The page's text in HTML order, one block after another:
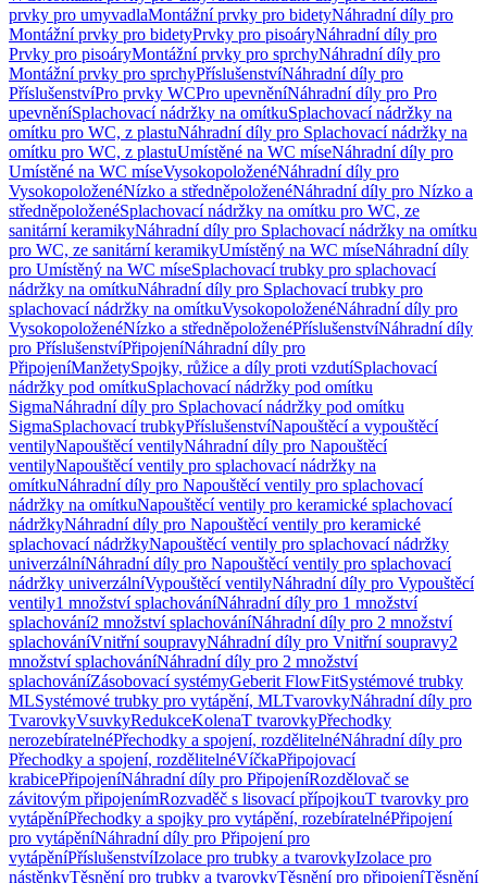
prvky pro umyvadlaMontážní prvky pro bidetyNáhradní díly pro
Montážní prvky pro bidetyPrvky pro pisoáryNáhradní díly pro
Prvky pro pisoáryMontážní prvky pro sprchyNáhradní díly pro
Montážní prvky pro sprchyPříslušenstvíNáhradní díly pro
PříslušenstvíPro prvky WCPro upevněníNáhradní díly pro Pro
upevněníSplachovací nádržky na omítkuSplachovací nádržky na
omítku pro WC, z plastuNáhradní díly pro Splachovací nádržky na
omítku pro WC, z plastuUmístěné na WC míseNáhradní díly pro
Umístěné na WC míseVysokopoloženéNáhradní díly pro
VysokopoloženéNízko a středněpoloženéNáhradní díly pro Nízko a
středněpoloženéSplachovací nádržky na omítku pro WC, ze
sanitární keramikyNáhradní díly pro Splachovací nádržky na omítku
pro WC, ze sanitární keramikyUmístěný na WC míseNáhradní díly
pro Umístěný na WC míseSplachovací trubky pro splachovací
nádržky na omítkuNáhradní díly pro Splachovací trubky pro
splachovací nádržky na omítkuVysokopoloženéNáhradní díly pro
VysokopoloženéNízko a středněpoloženéPříslušenstvíNáhradní díly
pro PříslušenstvíPřipojeníNáhradní díly pro
PřipojeníManžetySpojky, růžice a díly proti vzdutíSplachovací
nádržky pod omítkuSplachovací nádržky pod omítku
SigmaNáhradní díly pro Splachovací nádržky pod omítku
SigmaSplachovací trubkyPříslušenstvíNapouštěcí a vypouštěcí
ventilyNapouštěcí ventilyNáhradní díly pro Napouštěcí
ventilyNapouštěcí ventily pro splachovací nádržky na
omítkuNáhradní díly pro Napouštěcí ventily pro splachovací
nádržky na omítkuNapouštěcí ventily pro keramické splachovací
nádržkyNáhradní díly pro Napouštěcí ventily pro keramické
splachovací nádržkyNapouštěcí ventily pro splachovací nádržky
univerzálníNáhradní díly pro Napouštěcí ventily pro splachovací
nádržky univerzálníVypouštěcí ventilyNáhradní díly pro Vypouštěcí
ventily1 množství splachováníNáhradní díly pro 1 množství
splachování2 množství splachováníNáhradní díly pro 2 množství
splachováníVnitřní soupravyNáhradní díly pro Vnitřní soupravy2
množství splachováníNáhradní díly pro 2 množství
splachováníZásobovací systémyGeberit FlowFitSystémové trubky
MLSystémové trubky pro vytápění, MLTvarovkyNáhradní díly pro
TvarovkyVsuvkyRedukceKolenaT tvarovkyPřechodky
nerozebíratelnéPřechodky a spojení, rozdělitelnéNáhradní díly pro
Přechodky a spojení, rozdělitelnéVíčkaPřipojovací
krabicePřipojeníNáhradní díly pro PřipojeníRozdělovač se
závitovým připojenímRozvaděč s lisovací přípojkouT tvarovky pro
vytápěníPřechodky a spojky pro vytápění, rozebíratelnéPřipojení
pro vytápěníNáhradní díly pro Připojení pro
vytápěníPříslušenstvíIzolace pro trubky a tvarovkyIzolace pro
nástěnkyTěsnění pro trubky a tvarovkyTěsnění pro připojeníTěsnění